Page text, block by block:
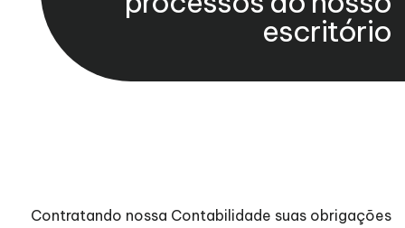
escritório
Contratando nossa Contabilidade suas obrigações